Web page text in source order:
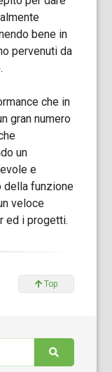
bene in
pervenuti da
che in
gran numero
un
e
della funzione
veloce
ed i progetti.
Top